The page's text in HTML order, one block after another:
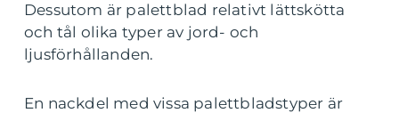
Dessutom är palettblad relativt lättskötta
och tål olika typer av jord- och
ljusförhållanden.
En nackdel med vissa palettbladstyper är